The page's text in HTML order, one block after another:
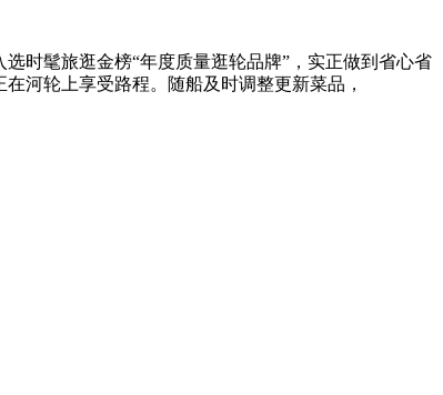
时髦旅逛金榜“年度质量逛轮品牌”，实正做到省心省
河轮上享受路程。随船及时调整更新菜品，